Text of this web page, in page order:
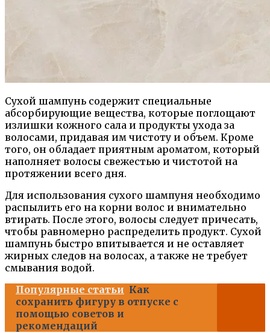
Сухой шампунь содержит специальные
абсорбирующие вещества, которые поглощают
излишки кожного сала и продукты ухода за
волосами, придавая им чистоту и объем. Кроме
того, он обладает приятным ароматом, который
наполняет волосы свежестью и чистотой на
протяжении всего дня.
Для использования сухого шампуня необходимо
распылить его на корни волос и внимательно
втирать. После этого, волосы следует причесать,
чтобы равномерно распределить продукт. Сухой
шампунь быстро впитывается и не оставляет
жирных следов на волосах, а также не требует
смывания водой.
Популярные статьи Как
сохранить фигуру в отпуске с
помощью советов и
рекомендаций